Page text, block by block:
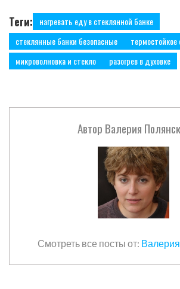
Теги:
нагревать еду в стеклянной банке
стеклянные банки безопасные
термостойкое
микроволновка и стекло
разогрев в духовке
Автор Валерия
Смотреть все посты от: